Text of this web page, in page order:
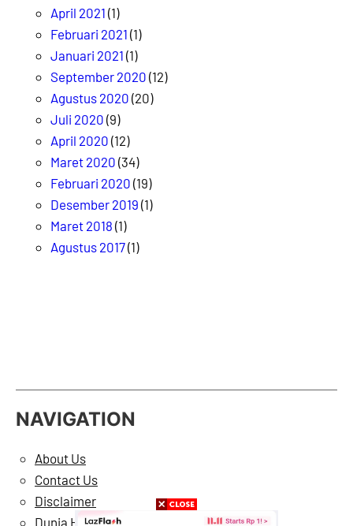
April 2021 (1)
Februari 2021 (1)
Januari 2021 (1)
September 2020 (12)
Agustus 2020 (20)
Juli 2020 (9)
April 2020 (12)
Maret 2020 (34)
Februari 2020 (19)
Desember 2019 (1)
Maret 2018 (1)
Agustus 2017(1)
NAVIGATION
About Us
Contact Us
Disclaimer
Dunia Hiburan